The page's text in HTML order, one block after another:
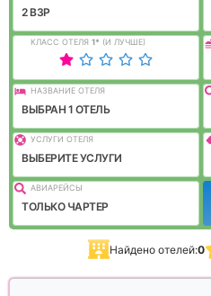
2 ВЗР
КЛАСС ОТЕЛЯ 1* (И ЛУЧШЕ)
НАЗВАНИЕ ОТЕЛЯ
ВЫБРАН 1 ОТЕЛЬ
УСЛУГИ ОТЕЛЯ
ВЫБЕРИТЕ УСЛУГИ
АВИАРЕЙСЫ
ТОЛЬКО ЧАРТЕР
Найдено отелей:0